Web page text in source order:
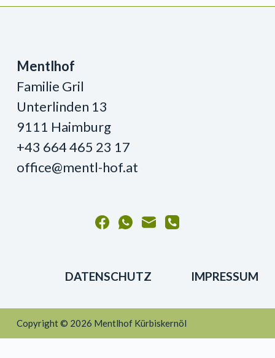
Mentlhof
Familie Gril
Unterlinden 13
9111 Haimburg
+43 664 465 23 17
office@mentl-hof.at
DATENSCHUTZ IMPRESSUM
Copyright © 2026 Mentlhof Kürbiskernöl